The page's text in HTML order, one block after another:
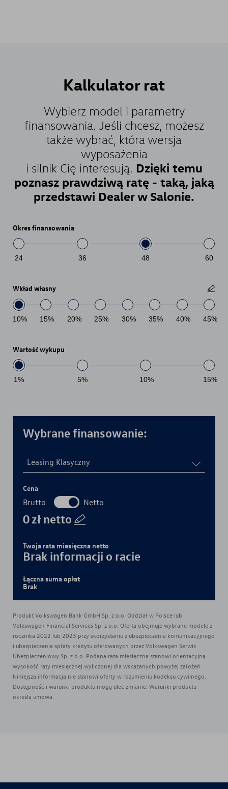
Kalkulatorrat
Wybierz model i parametry
finansowania. Jeśli chcesz, możesz
także wybrać, która wersja
wyposażenia
i silnik Cię interesują. Dzięki temu
poznasz prawdziwą ratę - taką, jaką
przedstawi Dealer w Salonie.
Okres finansowania
24 36 48 60
Wkład własny
10% 15% 20% 25% 30% 35% 40% 45%
Wartość wykupu
1% 5% 10% 15%
Wybrane finansowanie:
Leasing Klasyczny
Cena
Brutto Netto
0zł netto
Twoja rata miesięczna netto
Brak informacji o racie
Łączna suma opłat
Brak
Produkt Volkswagen Bank GmbH Sp. z o.o. Oddział w Polsce lub
Volkswagen Financial Services Sp. z o.o. Oferta obejmuje wybrane modele z
rocznika 2022 lub 2023 przy skorzystaniu z ubezpieczenia komunikacyjnego
i ubezpieczenia spłaty kredytu oferowanych przez Volkswagen Serwis
Ubezpieczeniowy Sp. z o.o. Podana rata miesięczna stanowi orientacyjną
wysokość raty miesięcznej wyliczonej dla wskazanych powyżej założeń.
Niniejsza informacja nie stanowi oferty w rozumieniu kodeksu cywilnego.
Dostępność i warunki produktu mogą ulec zmianie. Warunki produktu
określa umowa.